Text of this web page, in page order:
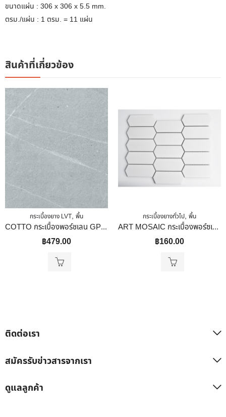
ขนาดแผ่น : 306 x 306 x 5.5 mm.
ตรม./แผ่น : 1 ตรม. = 11 แผ่น
สินค้าที่เกี่ยวข้อง
กระเบื้องยาง LVT, พื้น
COTTO กระเบื้องพอร์ชเลน GP 40X40 ฟอลคอน เทาอ่อน (HYG) R10 PM
฿479.00
กระเบื้องยางทั่วไป, พื้น
ART MOSAIC กระเบื้องพอร์ซเลนโมเสค รุ่น Picket สี Matt White ขนาด 260 X 344.20 X 5.5 Mm. เคลือบด้าน
฿160.00
ติดต่อเรา
สมัครรับข่าวสารจากเรา
ดูแลลูกค้า